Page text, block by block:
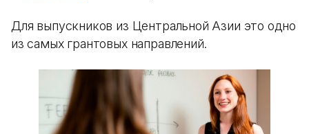
Для выпускников из Центральной Азии это одно
из самых грантовых направлений.